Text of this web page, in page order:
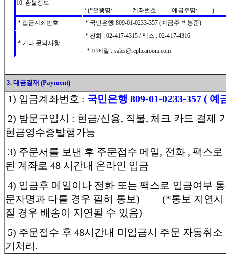
10. 환불정보
? (*은행명: 계좌번호: 예금주명: )
* 입금계좌번호
* 국민은행 809-01-0233-357 (예금주 박봉준)
* 기타 문의사항
* 전화 : 02-417-4315 / 팩스 : 02-417-4316
* 이메일 : sales@replicaroom.com
3. 대금결재 (Payment)
1) 입금계좌번호 : 국민은행 809-01-0233-357 ( 예
2) 방문구입시 : 현금/신용, 직불, 체크 카드 결제
현금영수증발행가능
3) 주문서를 보낸 후 주문접수 메일, 전화 , 팩스
된 계좌로 48 시간내 온라인 입금
4) 입금후 메일이나 전화 또는 팩스로 입금여부
문자명과 다를 경우 필히 통보) (*통보 지연시
질 경우 배송이 지연될 수 있음)
5) 주문접수 후 48시간내 미입금시 주문 자동취
기처리.